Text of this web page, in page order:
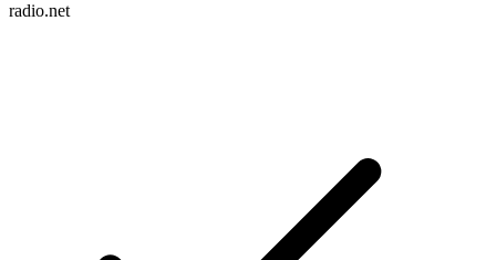
radio.net